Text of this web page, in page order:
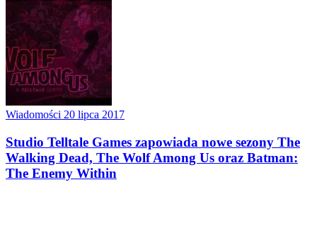
Wiadomości 20 lipca 2017
Studio Telltale Games zapowiada nowe sezony The
Walking Dead, The Wolf Among Us oraz Batman:
The Enemy Within